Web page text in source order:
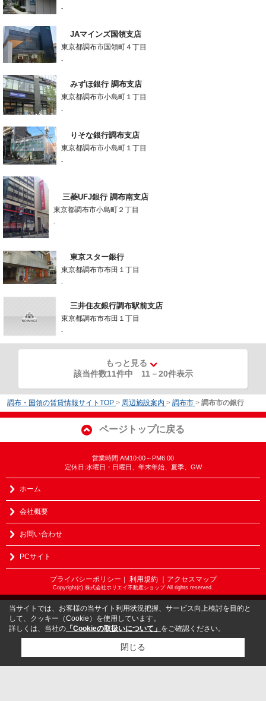
-
JAマインズ国領支店
東京都調布市国領町４丁目
-
みずほ銀行 調布支店
東京都調布市小島町１丁目
-
りそな銀行調布支店
東京都調布市小島町１丁目
-
三菱UFJ銀行 調布南支店
東京都調布市小島町２丁目
-
東京スター銀行
東京都調布市布田１丁目
-
三井住友銀行調布駅前支店
東京都調布市布田１丁目
-
もっと見る
該当件数11件中 11 －20件表示
調布・国領の賃貸情報サイトTOP > 周辺施設案内 > 調布市 > 調布市の銀行
ページトップに戻る
営業時間:AM10:00～PM6:00
定休日:水曜日・日曜日、年末年始、夏季、GW
ホーム
会社概要
お問い合わせ
PCサイト
プライバシーポリシー ｜ 利用規約 ｜アクセスマップ
Copyright(c) 株式会社ホリエイ不動産ショップ All rights reserved.
当サイトでは、お客様の当サイト利用状況把握、サービス向上検討を目的と
して、クッキー（Cookie）を使用しています。
詳しくは、当社の 「Cookieの取扱いについて」 をご確認ください。
閉じる